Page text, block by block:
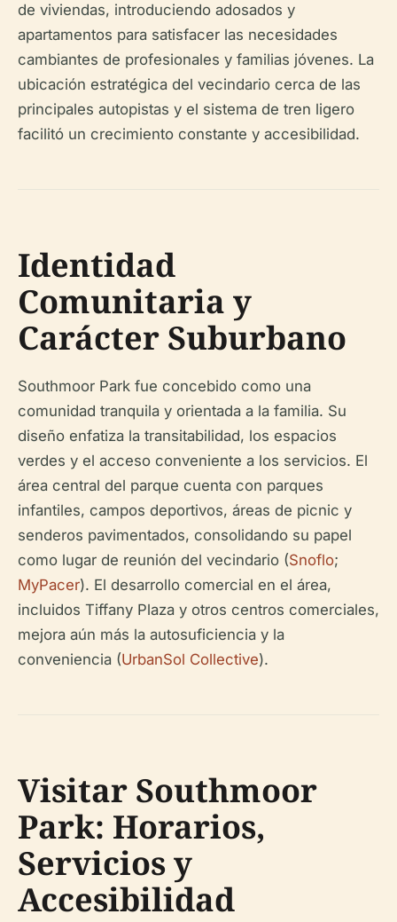
de viviendas, introduciendo adosados y
apartamentos para satisfacer las necesidades
cambiantes de profesionales y familias jóvenes. La
ubicación estratégica del vecindario cerca de las
principales autopistas y el sistema de tren ligero
facilitó un crecimiento constante y accesibilidad.
Identidad
Comunitaria y
Carácter Suburbano
Southmoor Park fue concebido como una
comunidad tranquila y orientada a la familia. Su
diseño enfatiza la transitabilidad, los espacios
verdes y el acceso conveniente a los servicios. El
área central del parque cuenta con parques
infantiles, campos deportivos, áreas de picnic y
senderos pavimentados, consolidando su papel
como lugar de reunión del vecindario (Snoflo;
MyPacer). El desarrollo comercial en el área,
incluidos Tiffany Plaza y otros centros comerciales,
mejora aún más la autosuficiencia y la
conveniencia (UrbanSol Collective).
Visitar Southmoor
Park: Horarios,
Servicios y
Accesibilidad